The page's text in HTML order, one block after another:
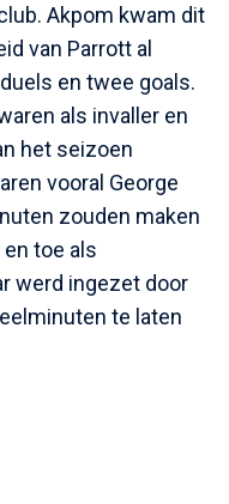
Akpom kwam dit
van Parrott al
en twee goals.
als invaller en
het seizoen
vooral George
zouden maken
toe als
werd ingezet door
te laten